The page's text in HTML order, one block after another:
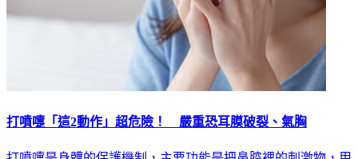
打噴嚏「這2動作」超危險！ 嚴重恐耳膜破裂、氣胸